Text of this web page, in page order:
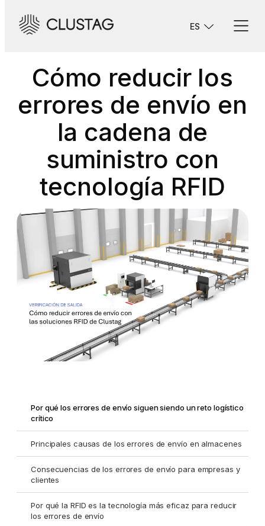
contenido
ES
Cómo reducir los
errores de envío en
la cadena de
suministro con
tecnología RFID
Por qué los errores de envío siguen siendo un reto logístico
crítico
Principales causas de los errores de envío en almacenes
Consecuencias de los errores de envío para empresas y
clientes
Por qué la RFID es la tecnología más eficaz para reducir
los errores de envío